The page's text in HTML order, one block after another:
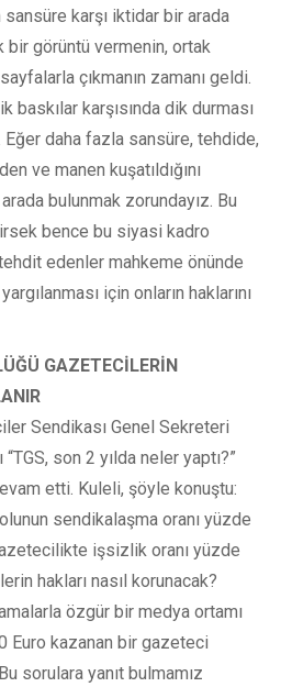
karşı iktidar bir arada
görüntü vermenin, ortak
çıkmanın zamanı geldi.
karşısında dik durması
daha fazla sansüre, tehdide,
ve manen kuşatıldığını
bulunmak zorundayız. Bu
bence bu siyasi kadro
edenler mahkeme önünde
için onların haklarını
GAZETECİLERİN
Sendikası Genel Sekreteri
son 2 yılda neler yaptı?”
etti. Kuleli, şöyle konuştu:
sendikalaşma oranı yüzde
işsizlik oranı yüzde
hakları nasıl korunacak?
özgür bir medya ortamı
Euro kazanan bir gazeteci
sorulara yanıt bulmamız